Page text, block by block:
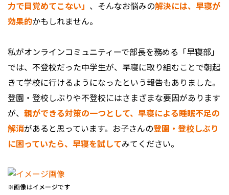
力で目覚めてこない」 、そんなお悩みの解決には、早寝が
効果的かもしれません。
私がオンラインコミュニティーで部長を務める「早寝部」
では、不登校だった中学生が、早寝に取り組むことで朝起
きて学校に行けるようになったという報告もありました。
登園・登校しぶりや不登校にはさまざまな要因があります
が、 親ができる対策の一つとして、早寝による睡眠不足の
解消があると思っています。お子さんの登園・登校しぶり
に困っていたら、早寝を試してみてください。
※画像はイメージです